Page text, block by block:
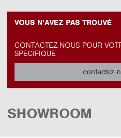
VOUS N'AVEZ PAS TROUVÉ
CONTACTEZ-NOUS POUR
SPÉCIFIQUE
contactez-
SHOWROOM